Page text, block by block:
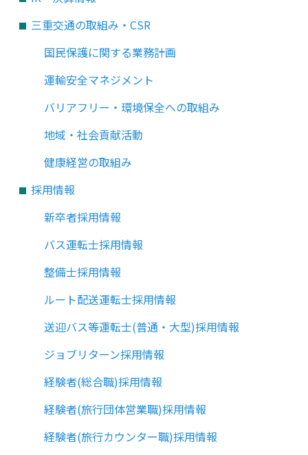
三重交通の取組み・CSR
国民保護に関する業務計画
運輸安全マネジメント
バリアフリー・環境保全への取組み
地域・社会貢献活動
健康経営の取組み
採用情報
新卒者採用情報
バス運転士採用情報
整備士採用情報
ルート配送運転士採用情報
送迎バス等運転士(普通・大型)採用情報
ジョブリターン採用情報
経験者(総合職)採用情報
経験者(旅行団体営業職)採用情報
経験者(旅行カウンター職)採用情報